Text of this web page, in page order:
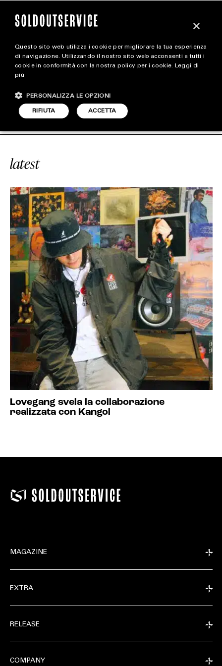
magazine
STYLE
FOOTWEAR
#KETAMA126
latest
Lovegang svela la collaborazione
realizzata con Kangol
MAGAZINE
EXTRA
RELEASE
COMPANY
×
Questo sito web utilizza i cookie per migliorare la tua esperienza
di navigazione. Utilizzando il nostro sito web acconsenti a tutti i
cookie in conformità con la nostra policy per i cookie. Leggi di
più
ACCETTA
RIFIUTA
PERSONALIZZA LE OPZIONI